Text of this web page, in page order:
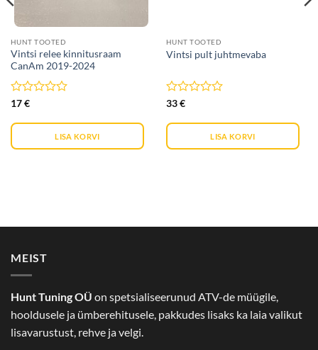
HUNT TOOTED
Vintsi relee kinnitusraam
CanAm 2019-2024
Hinnanguga
/
17€
LISA KORVI
HUNT TOOTED
Vintsi pult juhtmevaba
Hinnanguga
/
33€
LISA KORVI
MEIST
Hunt Tuning OÜ on spetsialiseerunud ATV-de müügile,
hooldusele ja ümberehitusele, pakkudes lisaks ka laia valikut
lisavarustust, rehve ja velgi.